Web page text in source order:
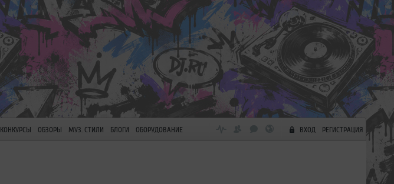
КОНКУРСЫ ОБЗОРЫ МУЗ. СТИЛИ БЛОГИ ОБОРУДОВАНИЕ ВХОД РЕГИСТРАЦИЯ